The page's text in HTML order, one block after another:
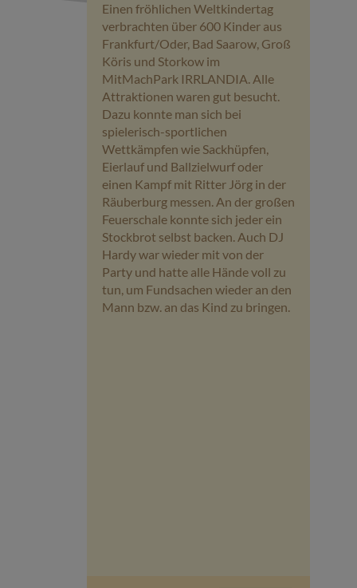
Einen fröhlichen Weltkindertag
verbrachten über 600 Kinder aus
Frankfurt/Oder, Bad Saarow, Groß
Köris und Storkow im
MitMachPark IRRLANDIA. Alle
Attraktionen waren gut besucht.
Dazu konnte man sich bei
spielerisch-sportlichen
Wettkämpfen wie Sackhüpfen,
Eierlauf und Ballzielwurf oder
einen Kampf mit Ritter Jörg in der
Räuberburg messen. An der großen
Feuerschale konnte sich jeder ein
Stockbrot selbst backen. Auch DJ
Hardy war wieder mit von der
Party und hatte alle Hände voll zu
tun, um Fundsachen wieder an den
Mann bzw. an das Kind zu bringen.